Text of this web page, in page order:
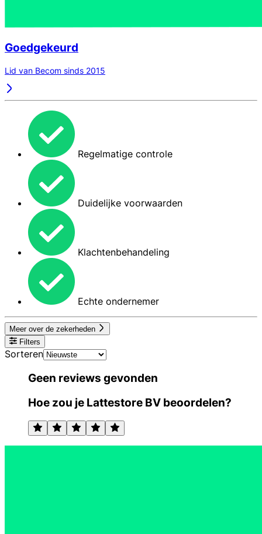
Goedgekeurd
Lid van Becom sinds 2015
Regelmatige controle
Duidelijke voorwaarden
Klachtenbehandeling
Echte ondernemer
Meer over de zekerheden
Filters
Sorteren
Geen reviews gevonden
Hoe zou je Lattestore BV beoordelen?